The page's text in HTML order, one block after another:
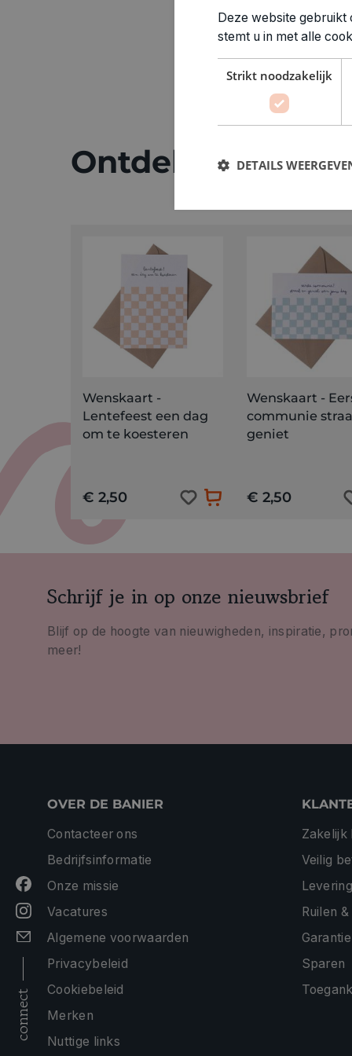
Ontdek meer
Wenskaart -
Lentefeest een dag
om te koesteren
€ 2,50
Wenskaart -
communie
geniet
€ 2,50
Schrijf je in op onze nieuwsbrief
Blijf op de hoogte van nieuwigheden, inspiratie,
meer!
connect
OVER DE BANIER
Contacteer ons
Bedrijfsinformatie
Onze missie
Vacatures
Algemene voorwaarden
Privacybeleid
Cookiebeleid
Merken
Nuttige links
Zakelijk
Veilig
Ruilen
Garantie
Sparen
Deze website gebruikt
stemt u in met alle
Strikt noodzakelijk
DETAILS